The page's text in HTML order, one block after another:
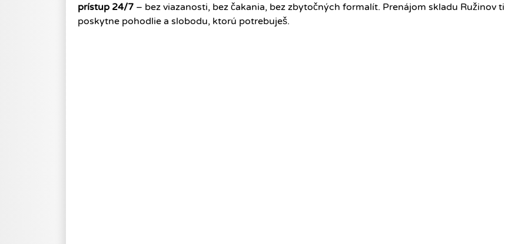
prístup 24/7 – bez viazanosti, bez čakania, bez zbytočných formalít. Prenájom skladu Ružinov ti
poskytne pohodlie a slobodu, ktorú potrebuješ.